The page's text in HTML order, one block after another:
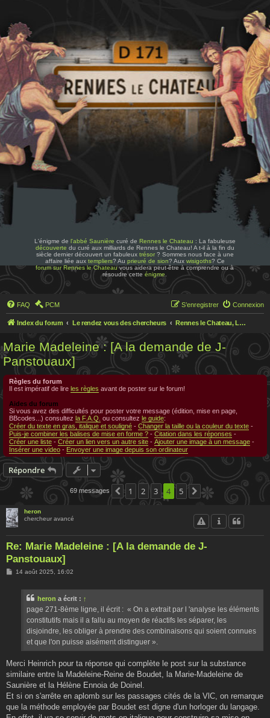
L'énigme de l'abbé Saunière curé de Rennes le Chateau : La fabuleuse
découverte du curé aux milliards de Rennes le Chateau! A t-il à la fin du
siècle dernier découvert un fabuleux trésor? Sommes nous face à une
affaire liée aux templiers? Au prieuré de sion? Aux wisigoths? Ce
forum sur Rennes le Chateauvous aidera peut-être à comprendre ou à
résoudre cetteénigme
FAQ PCM Connexion
S’enregistrer
Index du forum Le rendez vous des chercheurs Rennes le Chateau, Le rendez-vous des chercheurs
Marie Madeleine : [A la demande de J-
Panstouaux]
Règles du forum
Il est impératif de lire les règles avant de poster sur le forum!
Aides du forum
Si vous avez des difficultés pour poster votre message (édition, mise en page,
BBcodes...) consultez la F.A.Q. ou consultez le guide:
Créer du texte en gras, italique et souligné - Changer la taille ou la couleur du texte -
Puis-je combiner les balises de mise en forme ? - Citation dans les réponses -
Créer une liste - Créer un lien vers un autre site - Ajouter une image à un message -
Insérer une video - Envoyer une image depuis son ordinateur
Répondre
69 messages Précédente
1 2 3 4 5 Suivante
heron
chercheur avancé
Re: Marie Madeleine : [A la demande de J-
Panstouaux]
M14 août 2025, 16:02
heron a écrit : ↑
page 271-8ème ligne, il écrit : « On a extrait par l 'analyse les éléments
constitutifs mais il a fallu au moyen de réactifs les séparer, les
disjoindre, les obliger à prendre des combinaisons qui soient connues
et que l'on puisse aisément distinguer ».
Merci Heinrich pour ta réponse qui complète le post sur la substance
similaire entre la Madeleine-Reine de Boudet, la Marie-Madeleine de
Saunière et la Hélène Ennoia de Doinel.
Et si on s'arrête en aplomb sur les passages cités de la VlC, on remarque
que la méthode employée par Boudet est digne d'un horloger du langage.